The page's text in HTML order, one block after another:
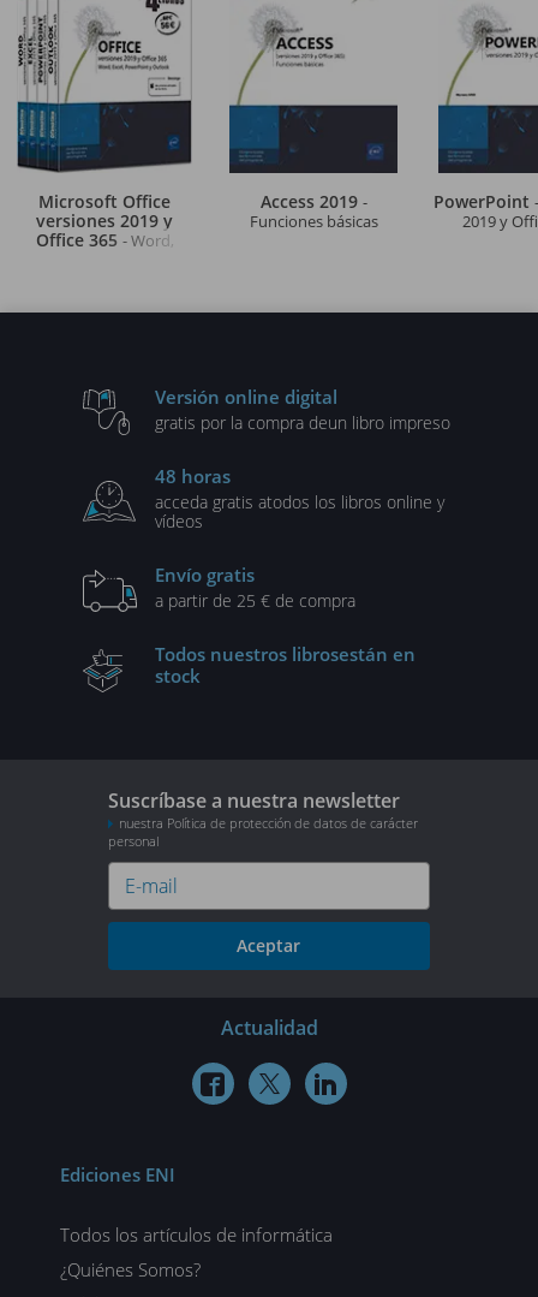
Microsoft Office
versiones 2019 y
Office 365 - Word,
Access 2019 -
Funciones básicas
PowerPoint
2019 y
Versión online digital
gratis por la compra deun libro impreso
48 horas
acceda gratis atodos los libros online y
vídeos
Envío gratis
a partir de 25 € de compra
Todos nuestros librosestán en
stock
Suscríbase a nuestra newsletter
nuestra Política de protección de datos de carácter
personal
Aceptar
Actualidad
  
Ediciones ENI
Todos los artículos de informática
¿Quiénes Somos?